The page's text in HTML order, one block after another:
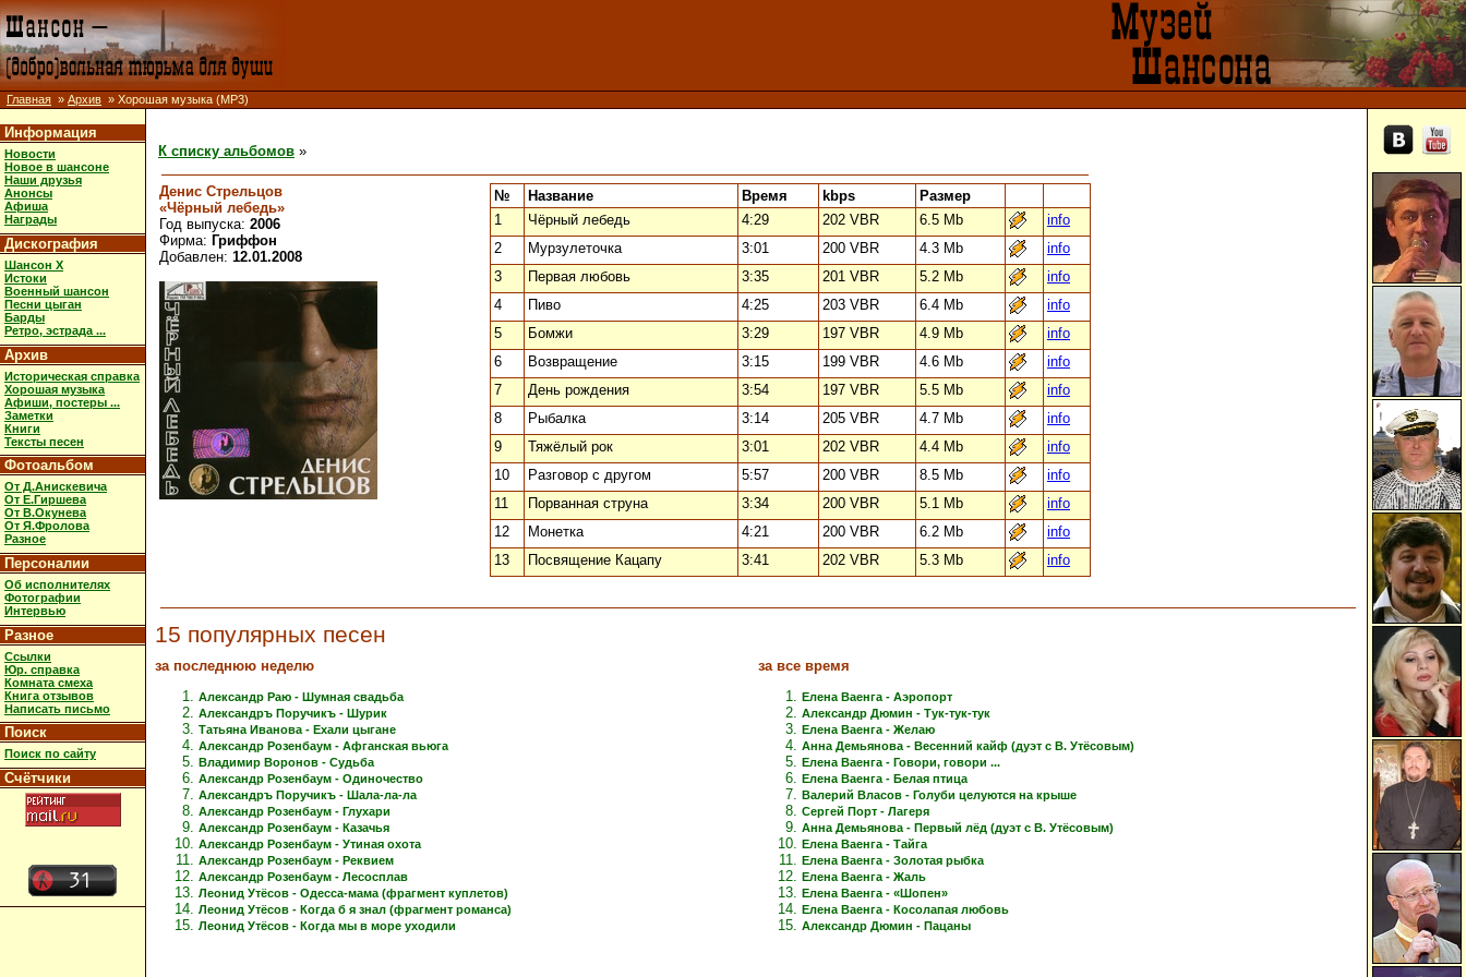
Главная » Архив » Хорошая музыка (MP3)
Информация
Новости
Новое в шансоне
Наши друзья
Анонсы
Афиша
Награды
Дискография
Шансон X
Истоки
Военный шансон
Песни цыган
Барды
Ретро, эстрада ...
Архив
Историческая справка
Хорошая музыка
Афиши, постеры ...
Заметки
Книги
Тексты песен
Фотоальбом
От Д.Анискевича
От Е.Гиршева
От В.Окунева
От Я.Фролова
Разное
Персоналии
Об исполнителях
Фотографии
Интервью
Разное
Ссылки
Юр. справка
Комната смеха
Книга отзывов
Написать письмо
Поиск
Поиск по сайту
Счётчики
К списку альбомов »
Денис Стрельцов
«Чёрный лебедь»
Год выпуска: 2006
Фирма: Гриффон
Добавлен: 12.01.2008
№ Название Время kbps
Размер
1
Чёрный лебедь 4:29 202 VBR 6.5 Mb
info
2
Мурзулеточка 3:01 200 VBR 4.3 Mb
info
3
Первая любовь 3:35 201 VBR 5.2 Mb
info
4
Пиво 4:25 203 VBR 6.4 Mb
info
5
Бомжи 3:29 197 VBR 4.9 Mb
info
6
Возвращение 3:15 199 VBR 4.6 Mb
info
7
День рождения 3:54 197 VBR 5.5 Mb
info
8
Рыбалка 3:14 205 VBR 4.7 Mb
info
9
Тяжёлый рок 3:01 202 VBR 4.4 Mb
info
10
Разговор с другом 5:57 200 VBR 8.5 Mb
info
11
Порванная струна 3:34 200 VBR 5.1 Mb
info
12
Монетка 4:21 200 VBR 6.2 Mb
info
13
Посвящение Кацапу 3:41 202 VBR 5.3 Mb info
15 популярных песен
за последнюю неделю
Александр Раю - Шумная свадьба
Александръ Поручикъ - Шурик
Татьяна Иванова - Ехали цыгане
Александр Розенбаум - Афганская вьюга
Владимир Воронов - Судьба
Александр Розенбаум - Одиночество
Александръ Поручикъ - Шала-ла-ла
Александр Розенбаум - Глухари
Александр Розенбаум - Казачья
Александр Розенбаум - Утиная охота
Александр Розенбаум - Реквием
Александр Розенбаум - Лесосплав
Леонид Утёсов - Одесса-мама (фрагмент куплетов)
Леонид Утёсов - Когда б я знал (фрагмент романса)
Леонид Утёсов - Когда мы в море уходили
за все время
Елена Ваенга - Аэропорт
Александр Дюмин - Тук-тук-тук
Елена Ваенга - Желаю
Анна Демьянова - Весенний кайф (дуэт с В. Утёсовым)
Елена Ваенга - Говори, говори ...
Елена Ваенга - Белая птица
Валерий Власов - Голуби целуются на крыше
Сергей Порт - Лагеря
Анна Демьянова - Первый лёд (дуэт с В. Утёсовым)
Елена Ваенга - Тайга
Елена Ваенга - Золотая рыбка
Елена Ваенга - Жаль
Елена Ваенга - «Шопен»
Елена Ваенга - Косолапая любовь
Александр Дюмин - Пацаны